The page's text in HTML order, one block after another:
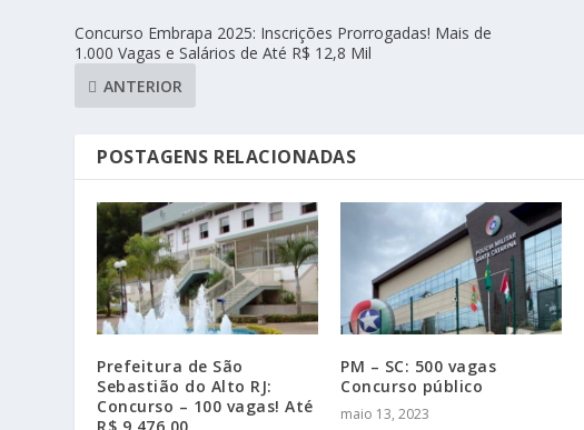
Concurso Embrapa 2025: Inscrições Prorrogadas! Mais de
1.000 Vagas e Salários de Até R$ 12,8 Mil
ANTERIOR
POSTAGENS RELACIONADAS
Prefeitura de São
Sebastião do Alto RJ:
Concurso – 100 vagas! Até
PM – SC: 500 vagas
Concurso público
maio 13, 2023